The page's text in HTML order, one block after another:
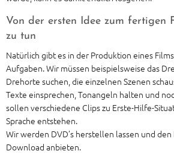
Von der ersten Idee zum fertigen
zu tun
Natürlich gibt es in der Produktion eines
Aufgaben. Wir müssen beispielsweise das
Drehorte suchen, die einzelnen Szenen
Texte einsprechen, Tonangeln halten und
sollen verschiedene Clips zu Erste-Hilfe-
Sprache entstehen.
Wir werden DVD’s herstellen lassen und
Download anbieten.